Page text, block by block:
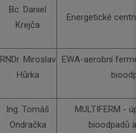
Bc. Daniel
Krejča
Energetické
RNDr. Miroslav
Hůrka
EWA-aerobní
Ing. Tomáš
Ondračka
MULTIFERM -
bioodpadů